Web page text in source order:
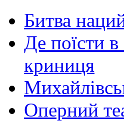
Битва
Де поїсти
криниця
Оперний